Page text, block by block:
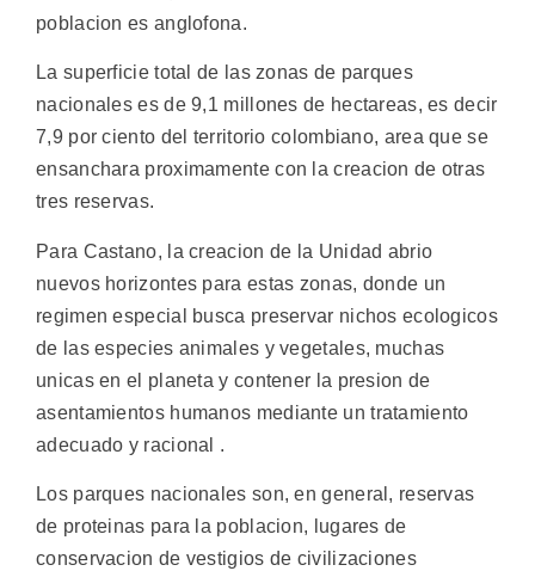
poblacion es anglofona.
La superficie total de las zonas de parques
nacionales es de 9,1 millones de hectareas, es decir
7,9 por ciento del territorio colombiano, area que se
ensanchara proximamente con la creacion de otras
tres reservas.
Para Castano, la creacion de la Unidad abrio
nuevos horizontes para estas zonas, donde un
regimen especial busca preservar nichos ecologicos
de las especies animales y vegetales, muchas
unicas en el planeta y contener la presion de
asentamientos humanos mediante un tratamiento
adecuado y racional .
Los parques nacionales son, en general, reservas
de proteinas para la poblacion, lugares de
conservacion de vestigios de civilizaciones